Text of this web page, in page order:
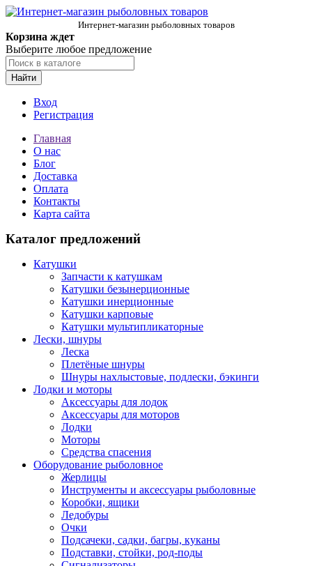
Интернет-магазин рыболовных товаров
Корзина ждет
Выберите любое предложение
Найти
Вход
Регистрация
Главная
О нас
Блог
Доставка
Оплата
Контакты
Карта сайта
Каталог предложений
Катушки
Запчасти к катушкам
Катушки безынерционные
Катушки инерционные
Катушки карповые
Катушки мультипликаторные
Лески, шнуры
Леска
Плетёные шнуры
Шнуры нахлыстовые, подлески, бэкинги
Лодки и моторы
Аксессуары для лодок
Аксессуары для моторов
Лодки
Моторы
Средства спасения
Оборудование рыболовное
Жерлицы
Инструменты и аксессуары рыболовные
Коробки, ящики
Ледобуры
Очки
Подсачеки, садки, багры, куканы
Подставки, стойки, род-поды